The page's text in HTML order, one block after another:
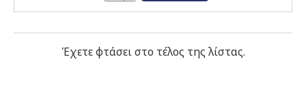
Έχετε φτάσει στο τέλος της λίστας.